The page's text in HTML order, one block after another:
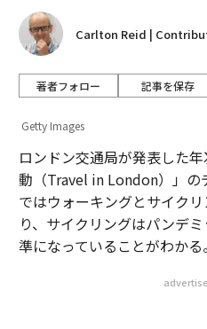
Carlton Reid |
著者フォロー 記事を保存
Getty Images
ロンドン交通局が発表した
動（Travel in London）」の
ではウォーキングとサイク
り、サイクリングはパンデ
準になっていることがわかる。